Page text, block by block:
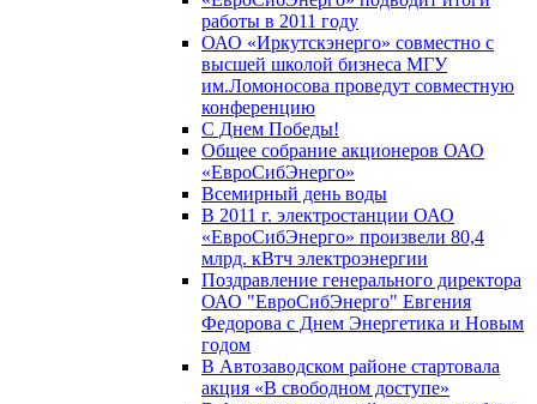
работы в 2011 году
ОАО «Иркутскэнерго» совместно с
высшей школой бизнеса МГУ
им.Ломоносова проведут совместную
конференцию
С Днем Победы!
Общее собрание акционеров ОАО
«ЕвроСибЭнерго»
Всемирный день воды
В 2011 г. электростанции ОАО
«ЕвроСибЭнерго» произвели 80,4
млрд. кВтч электроэнергии
Поздравление генерального директора
ОАО "ЕвроСибЭнерго" Евгения
Федорова с Днем Энергетика и Новым
годом
В Автозаводском районе стартовала
акция «В свободном доступе»